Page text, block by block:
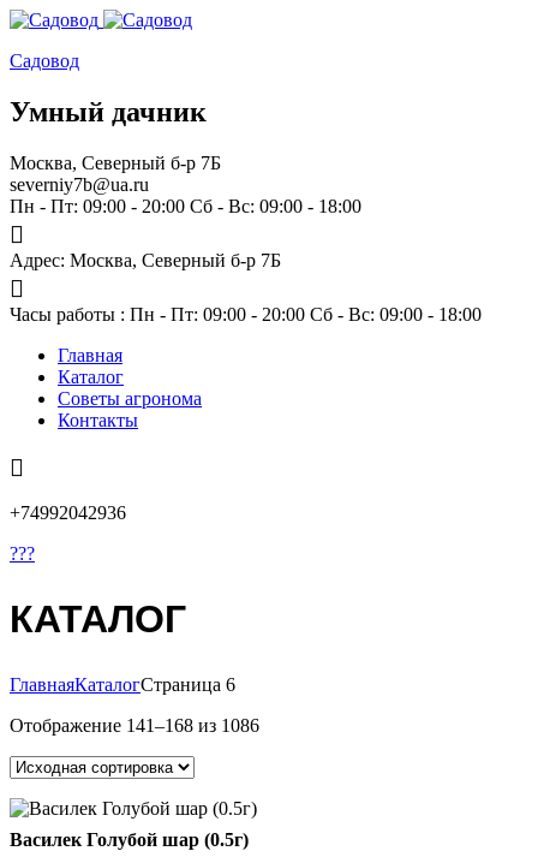
Садовод
Умный дачник
Москва, Северный б-р 7Б
severniy7b@ua.ru
Пн - Пт: 09:00 - 20:00 Сб - Вс: 09:00 - 18:00
Адрес: Москва, Северный б-р 7Б
Часы работы : Пн - Пт: 09:00 - 20:00 Сб - Вс: 09:00 - 18:00
Главная
Каталог
Советы агронома
Контакты
+74992042936
???
КАТАЛОГ
ГлавнаяКаталогСтраница 6
Отображение 141–168 из 1086
Василек Голубой шар (0.5г)